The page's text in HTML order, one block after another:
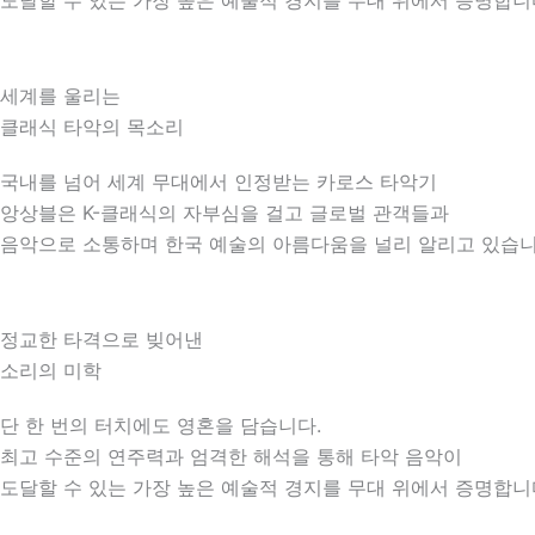
세계를 울리는
클래식 타악의 목소리
국내를 넘어 세계 무대에서 인정받는 카로스 타악기
앙상블은 K-클래식의 자부심을 걸고 글로벌 관객들과
음악으로 소통하며 한국 예술의 아름다움을 널리 알리고 있습
정교한 타격으로 빚어낸
소리의 미학
단 한 번의 터치에도 영혼을 담습니다.
최고 수준의 연주력과 엄격한 해석을 통해 타악 음악이
도달할 수 있는 가장 높은 예술적 경지를 무대 위에서 증명합니